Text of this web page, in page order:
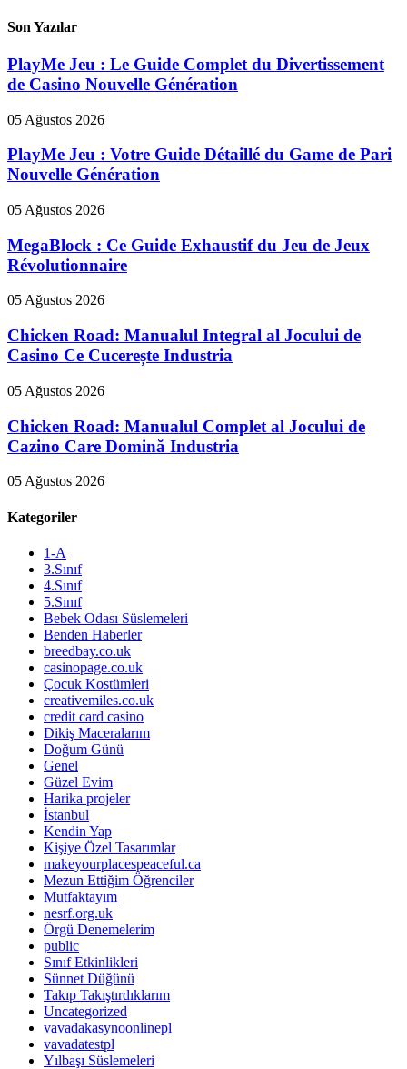
Son Yazılar
PlayMe Jeu : Le Guide Complet du Divertissement
de Casino Nouvelle Génération
05 Ağustos 2026
PlayMe Jeu : Votre Guide Détaillé du Game de Pari
Nouvelle Génération
05 Ağustos 2026
MegaBlock : Ce Guide Exhaustif du Jeu de Jeux
Révolutionnaire
05 Ağustos 2026
Chicken Road: Manualul Integral al Jocului de
Casino Ce Cucerește Industria
05 Ağustos 2026
Chicken Road: Manualul Complet al Jocului de
Cazino Care Domină Industria
05 Ağustos 2026
Kategoriler
1-A
3.Sınıf
4.Sınıf
5.Sınıf
Bebek Odası Süslemeleri
Benden Haberler
breedbay.co.uk
casinopage.co.uk
Çocuk Kostümleri
creativemiles.co.uk
credit card casino
Dikiş Maceralarım
Doğum Günü
Genel
Güzel Evim
Harika projeler
İstanbul
Kendin Yap
Kişiye Özel Tasarımlar
makeyourplacespeaceful.ca
Mezun Ettiğim Öğrenciler
Mutfaktayım
nesrf.org.uk
Örgü Denemelerim
public
Sınıf Etkinlikleri
Sünnet Düğünü
Takıp Takıştırdıklarım
Uncategorized
vavadakasynoonlinepl
vavadatestpl
Yılbaşı Süslemeleri